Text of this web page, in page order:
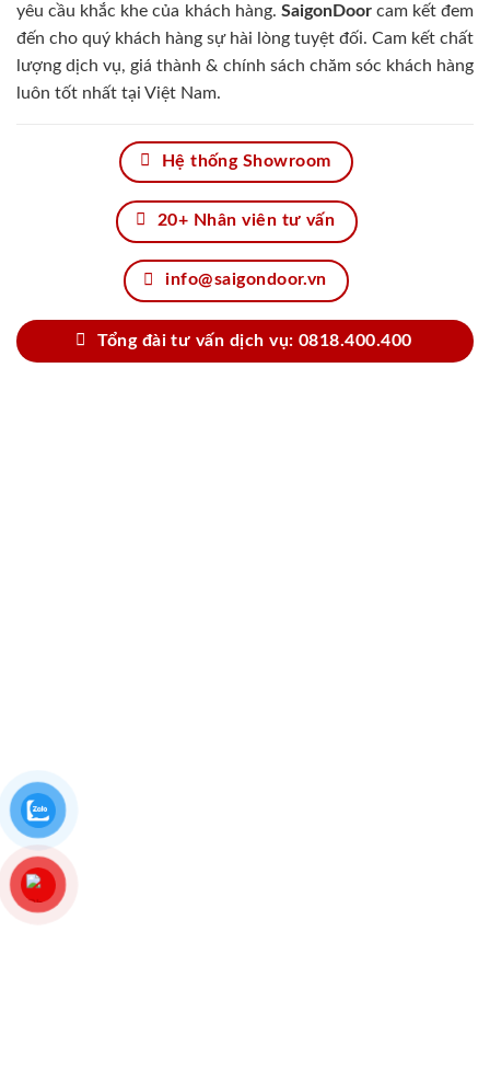
yêu cầu khắc khe của khách hàng. SaigonDoorcam kết đem
đến cho quý khách hàng sự hài lòng tuyệt đối. Cam kết chất
lượng dịch vụ, giá thành & chính sách chăm sóc khách hàng
luôn tốt nhất tại Việt Nam.
Hệ thống Showroom
20+ Nhân viên tư vấn
info@saigondoor.vn
Tổng đài tư vấn dịch vụ: 0818.400.400